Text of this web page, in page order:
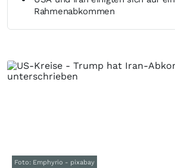
Rahmenabkommen
Foto: Emphyrio - pixabay